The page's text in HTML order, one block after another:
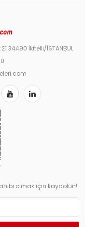
34490 İkitelli/İSTANBUL
olmak için kaydolun!